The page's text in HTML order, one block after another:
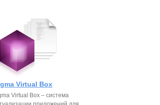
Virtual Box
Virtual Box – система